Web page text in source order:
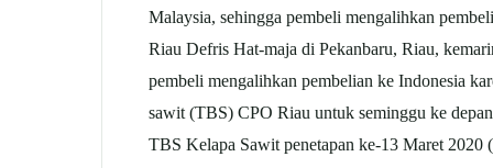
Malaysia, sehingga pembeli mengalihkan
Riau Defris Hat-maja di Pekanbaru, Riau,
pembeli mengalihkan pembelian ke Indonesia
sawit (TBS) CPO Riau untuk seminggu ke
TBS Kelapa Sawit penetapan ke-13 Maret 2020